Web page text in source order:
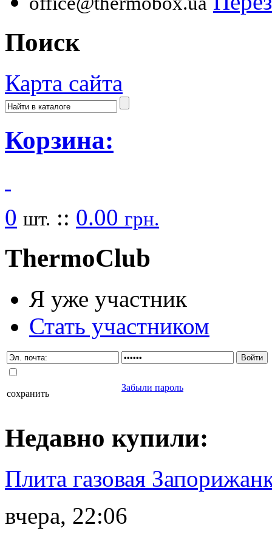
Поиск
Карта сайта
Корзина:
0 шт. :: 0.00 грн.
ThermoClub
Я уже участник
Стать участником
сохранить
Забыли пароль
Недавно купили:
Плита газовая
вчера, 22:06